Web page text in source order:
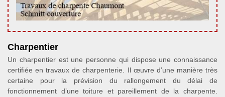
Charpentier
Un charpentier est une personne qui dispose une connaissance
certifiée en travaux de charpenterie. Il œuvre d’une manière très
certaine pour la prévision du rallongement du délai de
fonctionnement d’une toiture et pareillement de la charpente.